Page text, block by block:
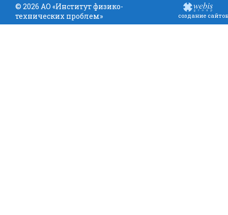
© 2026 АО «Институт физико-
технических проблем»
создание сайтов